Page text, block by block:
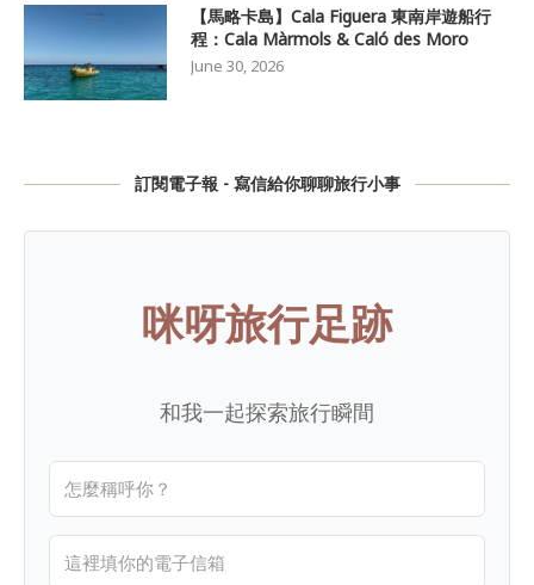
【馬略卡島】Cala Figuera 東南岸遊船行
程：Cala Màrmols & Caló des Moro
June 30, 2026
訂閱電子報 - 寫信給你聊聊旅行小事
咪呀旅行足跡
和我一起探索旅行瞬間